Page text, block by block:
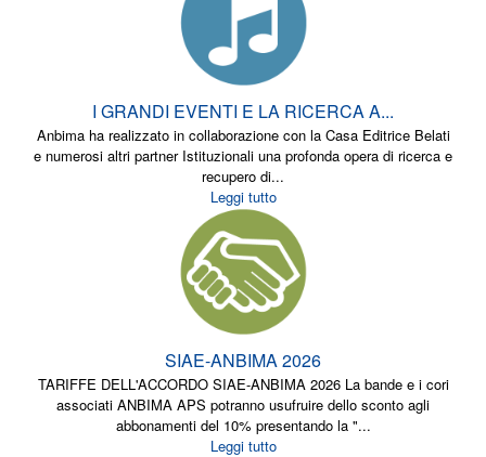
I GRANDI EVENTI E LA RICERCA A...
Anbima ha realizzato in collaborazione con la Casa Editrice Belati
e numerosi altri partner Istituzionali una profonda opera di ricerca e
recupero di...
Leggi tutto
SIAE-ANBIMA 2026
TARIFFE DELL'ACCORDO SIAE-ANBIMA 2026 La bande e i cori
associati ANBIMA APS potranno usufruire dello sconto agli
abbonamenti del 10% presentando la "...
Leggi tutto